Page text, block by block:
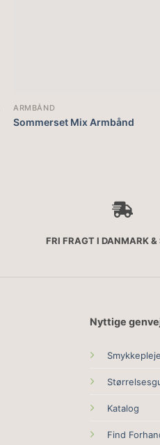
ARMBÅND
Sommerset Mix Armbånd
FRI FRAGT I DANMARK &
Nyttige
Smykkepleje
Katalog
Find